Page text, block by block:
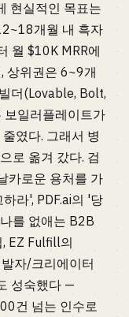
현실적인 목표는
개월 내 흑자
월 $10K MRR에
상위권은 6~9개
더(Lovable, Bolt,
보일러플레이트가
였다. 그래서 병
로 옮겨 갔다. 검
카로운 용처를 가
라', PDF.ai의 '당
를 없애는 B2B
EZ Fulfill의
자/크리에이터
성숙했다 —
건 넘는 인수로